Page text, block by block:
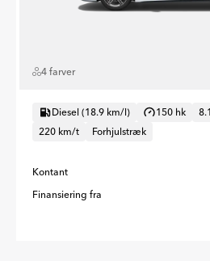
4 farver
Diesel (18.9 km/l) 150 hk
220 km/t
Forhjulstræk
Kontant
Finansiering fra